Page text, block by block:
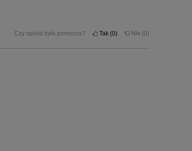
Czy opinia była pomocna? Tak 0 Nie 0